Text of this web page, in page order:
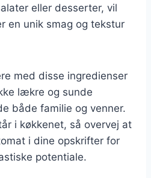
eller desserter, vil
en unik smag og tekstur
med disse ingredienser
lækre og sunde
både familie og venner.
i køkkenet, så overvej at
i dine opskrifter for
potentiale.